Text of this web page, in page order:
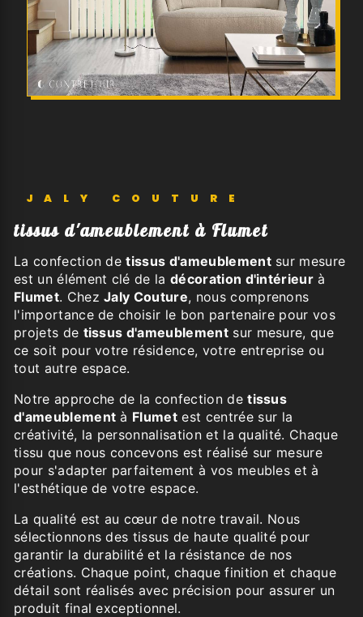
JALY COUTURE
tissus d'ameublement à Flumet
La confection detissus d'ameublementsur mesure
est un élément clé de ladécoration d'intérieur à
Flumet. ChezJaly Couture, nous comprenons
l'importance de choisir le bon partenaire pour vos
projets de tissus d'ameublementsur mesure, que
ce soit pour votre résidence, votre entreprise ou
tout autre espace.
Notre approche de la confection detissus
d'ameublement à Flumet est centrée sur la
créativité, la personnalisation et la qualité. Chaque
tissu que nous concevons est réalisé sur mesure
pour s'adapter parfaitement à vos meubles et à
l'esthétique de votre espace.
La qualité est au cœur de notre travail. Nous
sélectionnons des tissus de haute qualité pour
garantir la durabilité et la résistance de nos
créations. Chaque point, chaque finition et chaque
détail sont réalisés avec précision pour assurer un
produit final exceptionnel.